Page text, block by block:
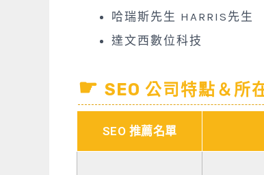
哈瑞斯先生 HARRIS先生
達文西數位科技
SEO 公司特點＆所
SEO 推薦名單